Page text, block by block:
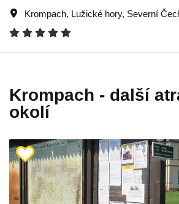
Krompach, Lužické hory, Severní
Krompach - další
okolí